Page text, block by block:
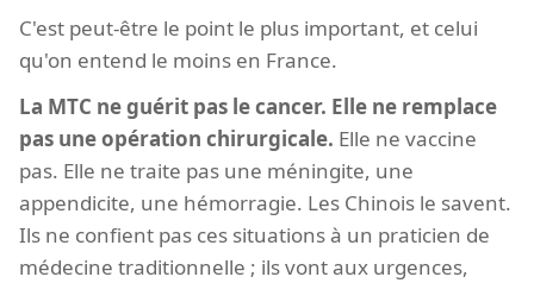
C'est peut-être le point le plus important, et celui
qu'on entend le moins en France.
La MTC ne guérit pas le cancer. Elle ne remplace
pas une opération chirurgicale. Elle ne vaccine
pas. Elle ne traite pas une méningite, une
appendicite, une hémorragie. Les Chinois le savent.
Ils ne confient pas ces situations à un praticien de
médecine traditionnelle ; ils vont aux urgences,